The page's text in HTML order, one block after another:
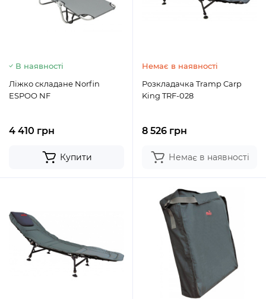
В наявності
Ліжко складане Norfin
ESPOO NF
4 410 грн
Купити
Немає в наявності
Розкладачка Tramp Carp
King TRF-028
8 526 грн
Немає в наявності